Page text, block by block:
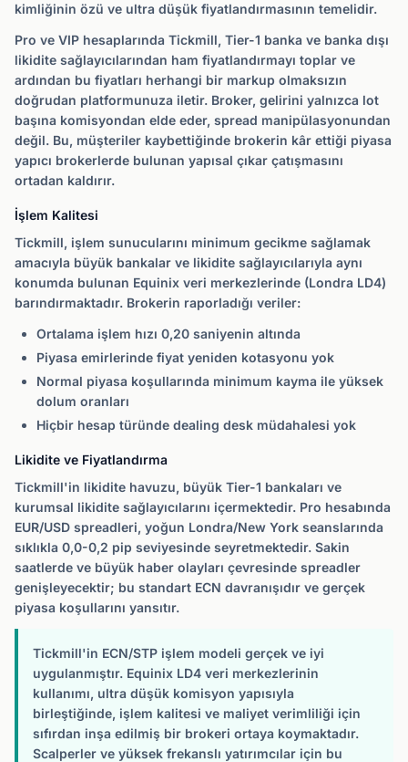
kimliğinin özü ve ultra düşük fiyatlandırmasının temelidir.
Pro ve VIP hesaplarında Tickmill, Tier-1 banka ve banka dışı
likidite sağlayıcılarından ham fiyatlandırmayı toplar ve
ardından bu fiyatları herhangi bir markup olmaksızın
doğrudan platformunuza iletir. Broker, gelirini yalnızca lot
başına komisyondan elde eder, spread manipülasyonundan
değil. Bu, müşteriler kaybettiğinde brokerin kâr ettiği piyasa
yapıcı brokerlerde bulunan yapısal çıkar çatışmasını
ortadan kaldırır.
İşlem Kalitesi
Tickmill, işlem sunucularını minimum gecikme sağlamak
amacıyla büyük bankalar ve likidite sağlayıcılarıyla aynı
konumda bulunan Equinix veri merkezlerinde (Londra LD4)
barındırmaktadır. Brokerin raporladığı veriler:
Ortalama işlem hızı 0,20 saniyenin altında
Piyasa emirlerinde fiyat yeniden kotasyonu yok
Normal piyasa koşullarında minimum kayma ile yüksek
dolum oranları
Hiçbir hesap türünde dealing desk müdahalesi yok
Likidite ve Fiyatlandırma
Tickmill'in likidite havuzu, büyük Tier-1 bankaları ve
kurumsal likidite sağlayıcılarını içermektedir. Pro hesabında
EUR/USD spreadleri, yoğun Londra/New York seanslarında
sıklıkla 0,0-0,2 pip seviyesinde seyretmektedir. Sakin
saatlerde ve büyük haber olayları çevresinde spreadler
genişleyecektir; bu standart ECN davranışıdır ve gerçek
piyasa koşullarını yansıtır.
Tickmill'in ECN/STP işlem modeli gerçek ve iyi
uygulanmıştır. Equinix LD4 veri merkezlerinin
kullanımı, ultra düşük komisyon yapısıyla
birleştiğinde, işlem kalitesi ve maliyet verimliliği için
sıfırdan inşa edilmiş bir brokeri ortaya koymaktadır.
Scalperler ve yüksek frekanslı yatırımcılar için bu